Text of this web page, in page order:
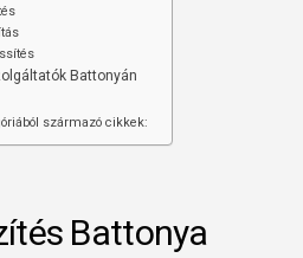
Battonyán
származó cikkek:
Battonya